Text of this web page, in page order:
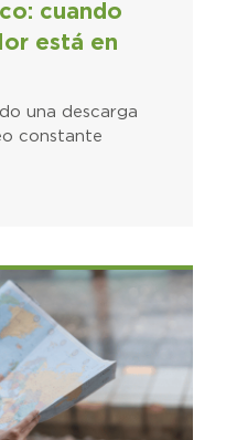
cuando
está en
una descarga
constante